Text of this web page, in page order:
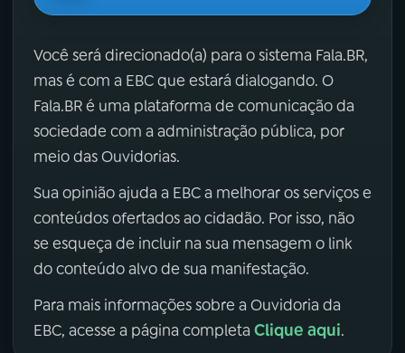
Você será direcionado(a) para o sistema Fala.BR,
mas é com a EBC que estará dialogando. O
Fala.BR é uma plataforma de comunicação da
sociedade com a administração pública, por
meio das Ouvidorias.
Sua opinião ajuda a EBC a melhorar os serviços e
conteúdos ofertados ao cidadão. Por isso, não
se esqueça de incluir na sua mensagem o link
do conteúdo alvo de sua manifestação.
Para mais informações sobre a Ouvidoria da
EBC, acesse a página completa Clique aqui.